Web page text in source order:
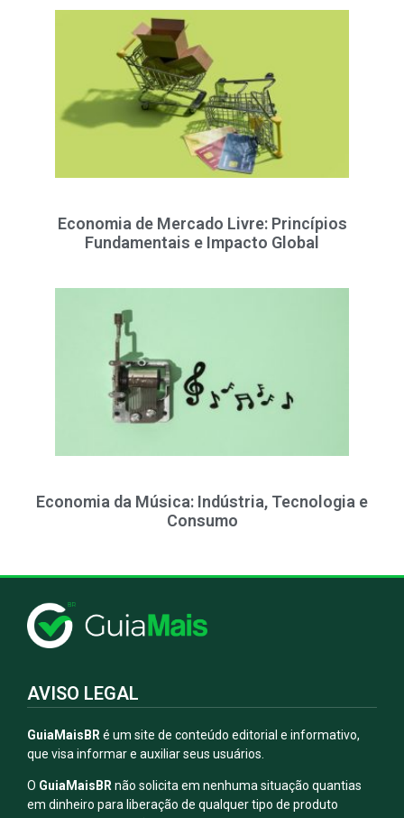
Economia de Mercado Livre: Princípios
Fundamentais e Impacto Global
Economia da Música: Indústria, Tecnologia e
Consumo
AVISO LEGAL
GuiaMaisBR é um site de conteúdo editorial e informativo,
que visa informar e auxiliar seus usuários.
O GuiaMaisBR não solicita em nenhuma situação quantias
em dinheiro para liberação de qualquer tipo de produto